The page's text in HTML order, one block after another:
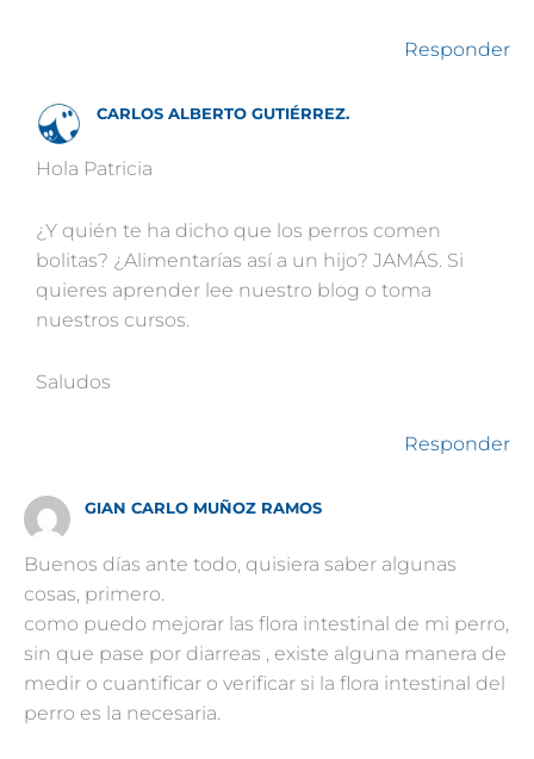
Responder
CARLOS ALBERTO GUTIÉRREZ.
Hola Patricia
¿Y quién te ha dicho que los perros comen
bolitas? ¿Alimentarías así a un hijo? JAMÁS. Si
quieres aprender lee nuestro blog o toma
nuestros cursos.
Saludos
Responder
GIAN CARLO MUÑOZ RAMOS
Buenos días ante todo, quisiera saber algunas
cosas, primero.
como puedo mejorar las flora intestinal de mi perro,
sin que pase por diarreas , existe alguna manera de
medir o cuantificar o verificar si la flora intestinal del
perro es la necesaria.